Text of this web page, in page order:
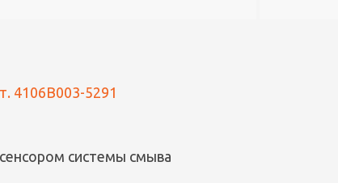
4106B003-5291
системы смыва